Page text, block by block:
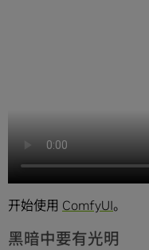
开始使用 ComfyUI。
黑暗中要有光明